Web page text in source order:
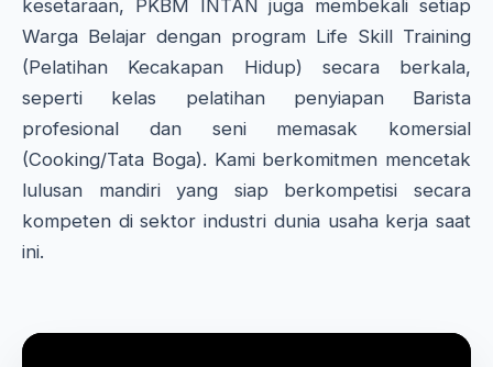
kesetaraan, PKBM INTAN juga membekali setiap
Warga Belajar dengan program Life Skill Training
(Pelatihan Kecakapan Hidup) secara berkala,
seperti kelas pelatihan penyiapan Barista
profesional dan seni memasak komersial
(Cooking/Tata Boga). Kami berkomitmen mencetak
lulusan mandiri yang siap berkompetisi secara
kompeten di sektor industri dunia usaha kerja saat
ini.